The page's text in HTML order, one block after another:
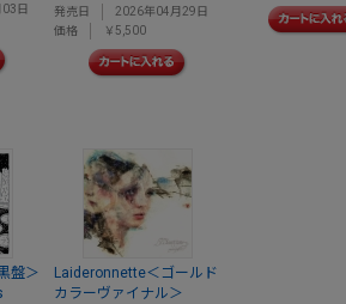
日
発売日
2026年04月29日
価格
￥5,500
盤＞
Laideronnette＜ゴールド
カラーヴァイナル＞